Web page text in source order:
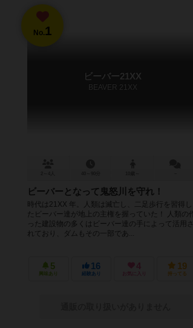
No.1
ビーバー21XX
BEAVER 21XX
ビーバーとなって鬼怒川を守れ！
時代は21XX 年。人類は滅亡し、二足歩行を習得し
たビーバー達が地上の主権を握っていた！ 人類の作
った建設物の多くはビーバー達の手によって活用さ
れており、ダムもその一部であ...
5
興味あり
16
経験あり
4
お気に入り
19
持ってる